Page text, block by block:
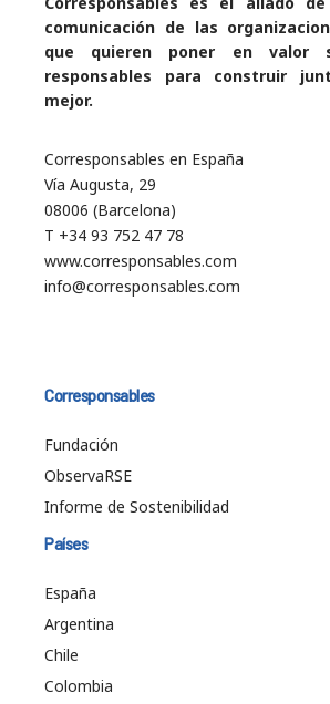
comunicación de las
que quieren poner en valor
responsables para construir
mejor.
Corresponsables en España
Vía Augusta, 29
08006 (Barcelona)
T +34 93 752 47 78
www.corresponsables.com
info@corresponsables.com
Corresponsables
Fundación
ObservaRSE
Informe de Sostenibilidad
Países
España
Argentina
Chile
Colombia